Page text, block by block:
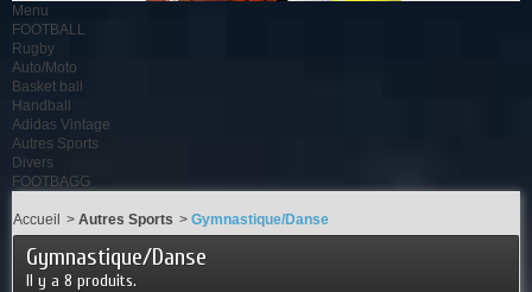
Menu
FOOTBALL
Rugby
Auto/Moto
Basket ball
Handball
Adidas Vintage
Autres Sports
Divers
FOOTBAGG
Accueil > Autres Sports > Gymnastique/Danse
Gymnastique/Danse
Il y a 8 produits.